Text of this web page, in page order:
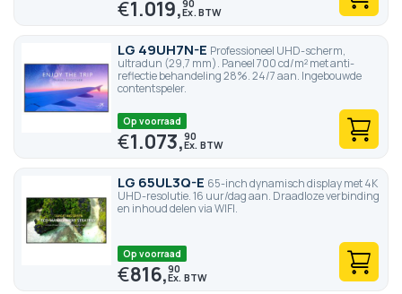
€1.019,90
LG 49UH7N-E Professioneel UHD-scherm,
ultradun (29,7 mm). Paneel 700 cd/m² met anti-
reflectie behandeling 28%. 24/7 aan. Ingebouwde
contentspeler.
Op voorraad
€1.073,90
LG 65UL3Q-E 65-inch dynamisch display met 4K
UHD-resolutie. 16 uur/dag aan. Draadloze verbinding
en inhoud delen via WIFI.
Op voorraad
€816,90